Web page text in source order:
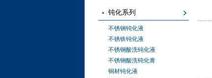
钝化系列
不锈钢钝化液
不锈铁钝化液
不锈钢酸洗钝化液
不锈钢酸洗钝化膏
铜材钝化液